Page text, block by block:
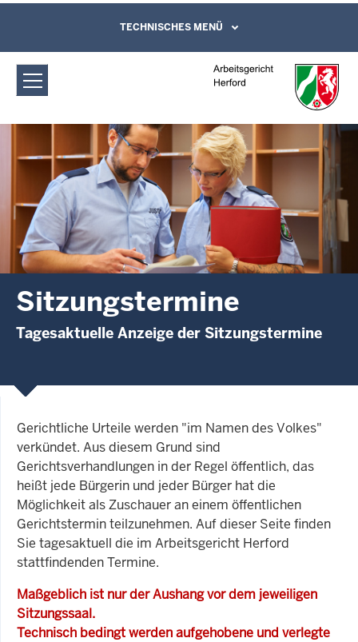
Arbeitsgericht Herford:
Sitzungstermine
Direkt zum Inhalt
Leichte Sprache, Gebärdensprachenvideo
und Kontaktformular
TECHNISCHES MENÜ
Sitzungstermine
Tagesaktuelle Anzeige der Sitzungstermine
Gerichtliche Urteile werden "im Namen des Volkes"
verkündet. Aus diesem Grund sind
Gerichtsverhandlungen in der Regel öffentlich, das
heißt jede Bürgerin und jeder Bürger hat die
Möglichkeit als Zuschauer an einem öffentlichen
Gerichtstermin teilzunehmen. Auf dieser Seite finden
Sie tagesaktuell die im Arbeitsgericht Herford
stattfindenden Termine.
Maßgeblich ist nur der Aushang vor dem jeweiligen
Sitzungssaal.
Technisch bedingt werden aufgehobene und verlegte